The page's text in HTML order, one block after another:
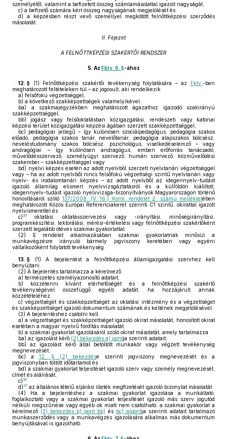
személyétől, valamint a befizetett összeg számlamásolattal igazolt nagyságát,
c) a befizető számára kért összeg nagyságának megjelölését és
d) a képzésben részt vevő személlyel megkötött felnőttképzési szerződés
másolatát.
II. Fejezet
A FELNŐTTKÉPZÉSI SZAKÉRTŐI RENDSZER
5. Az Fktv. 6. §-ához
12. § (1) Felnőttképzési szakértői tevékenység folytatására – az Fktv. -ben
meghatározott feltételeken túl – az jogosult, aki rendelkezik
a) felsőfokú végzettséggel,
b) a következő szakképzettségek valamelyikével:
ba) a szakmajegyzékben meghatározott ágazathoz igazodó szakirányú
szakképzettséggel,
bb) jogász vagy felsőoktatásban közigazgatási, rendészeti vagy katonai
képzési terület közigazgatási képzési ágában szerzett szakképzettséggel,
bc) pedagógiai jellegű – így különösen szociálpedagógus, pedagógia szakos
előadó, pedagógia szakos tanár, nevelőtanár, pedagógia alapszakos bölcsész,
neveléstudomány szakos bölcsész, pszichológus, viselkedéselemző – vagy
andragógiai – így különösen andragógus, emberi erőforrás tanácsadó,
művelődésszervező, személyügyi szervező, humán szervező, közművelődési
szakember – szakképzettséggel vagy
bd) nyelvi képzés esetén az adott nyelvből szerzett nyelvtanári végzettséggel
vagy – ha az adott nyelvből nincs felsőfokú végzettségi szintű nyelvtanári vagy
nyelv- és irodalomtanári képzés – az adott nyelvből az idegennyelv-tudást
igazoló államilag elismert nyelvvizsgáztatásról és a külföldön kiállított,
idegennyelv-tudást igazoló nyelvvizsga-bizonyítványok Magyarországon történő
honosításáról szóló 137/2008. (V. 16.) Korm. rendelet 2. számú mellékletében
meghatározott Közös Európai Referenciakeret szerinti C1 szintű, okirattal igazolt
nyelvismerettel és
c)35
oktatási, oktatásszervezési vagy -irányítási, minőségirányítási,
programkészítési, lektorálási, mérési-értékelési vagy felnőttképzési szakértőként
szerzett legalább ötéves szakmai gyakorlattal.
(2) E rendelet alkalmazásában szakmai gyakorlatnak minősül a
munkavégzésre irányuló bármely jogviszony keretében vagy egyéni
vállalkozóként folytatott tevékenység.
13. § (1) A bejelentést a felnőttképzési államigazgatási szervhez kell
benyújtani.
(2) A bejelentés tartalmazza a kérelmező
a) természetes személyazonosító adatait,
b) közzétenni kívánt elérhetőségét és a felnőttképzési szakértő
tevékenységével összefüggő egyéb adatát, ha hozzájárult annak
közzétételéhez,
c) végzettségét és szakképzettségét az oktatási intézmény és a végzettséget
és szakképzettséget igazoló dokumentum számának és keltének megjelölésével.
(3) A bejelentéshez csatolni kell
a) a végzettséget és szakképzettséget igazoló okirat másolatát, honosított okirat
esetében a magyar nyelvű fordítás másolatát,
b) a szakmai gyakorlat igazolásáról szóló okirat másolatát, amely tartalmazza
ba) az igazolást kérő (2) bekezdés a) pontja szerinti adatait,
bb) az igazolást kérő által betöltött munkakör vagy végzett tevékenység
megnevezését,
bc) a 12. § (2) bekezdése szerinti jogviszony megnevezését és a
jogviszonyban töltött időtartamot és
bd) a szakmai gyakorlat teljesítését igazoló szerv vagy személy megnevezését,
címét és aláírását,
c)36
d)37 az általános tételű eljárási illeték megfizetését igazoló bizonylat másolatát.
(4) Ha a bejelentéshez a szakmai gyakorlat igazolása a munkáltató,
foglalkoztató vagy a szakmai gyakorlat teljesítését igazoló más szerv jogutód
nélküli megszűnése vagy egyéb ok miatt nem csatolható, a szakmai gyakorlat a
kérelmező (3) bekezdés b) pont bb) és bc) alpontja szerinti adatait tartalmazó
munkaszerződés vagy a munkavégzés igazolására alkalmas más dokumentum
benyújtásával is igazolható.